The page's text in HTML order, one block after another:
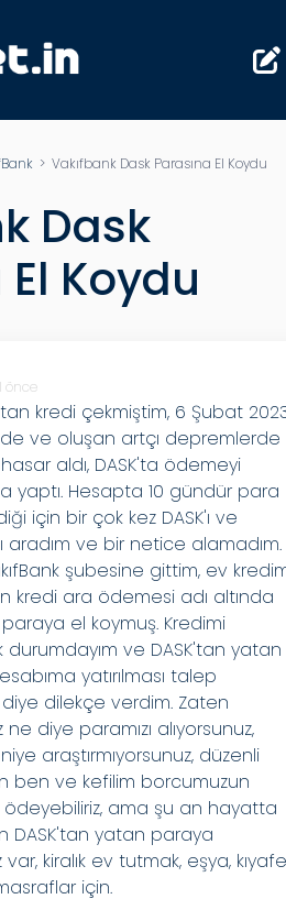
> Vakıfbank Dask Parasına El Koydu
Dask
El Koydu
önce
kredi çekmiştim, 6 Şubat
ve oluşan artçı depremlerde
aldı, DASK'ta ödemeyi
yaptı. Hesapta 10 gündür para
için bir çok kez DASK'ı ve
aradım ve bir netice alamadım.
şubesine gittim, ev
kredi ara ödemesi adı altında
paraya el koymuş. Kredimi
ve DASK'tan yatan
yatırılması talep
dilekçe verdim. Zaten
diye paramızı alıyorsunuz,
araştırmıyorsunuz, düzenli
ben ve kefilim borcumuzun
ödeyebiliriz, ama şu an hayatta
DASK'tan yatan paraya
var, kiralık ev tutmak, eşya,
için.